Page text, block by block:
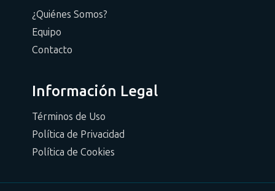
¿Quiénes Somos?
Equipo
Contacto
Información Legal
Términos de Uso
Política de Privacidad
Política de Cookies